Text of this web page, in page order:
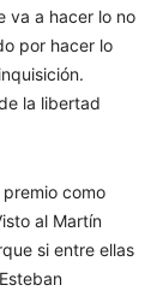
va a hacer lo no
por hacer lo
la libertad
como
al Martín
si entre ellas